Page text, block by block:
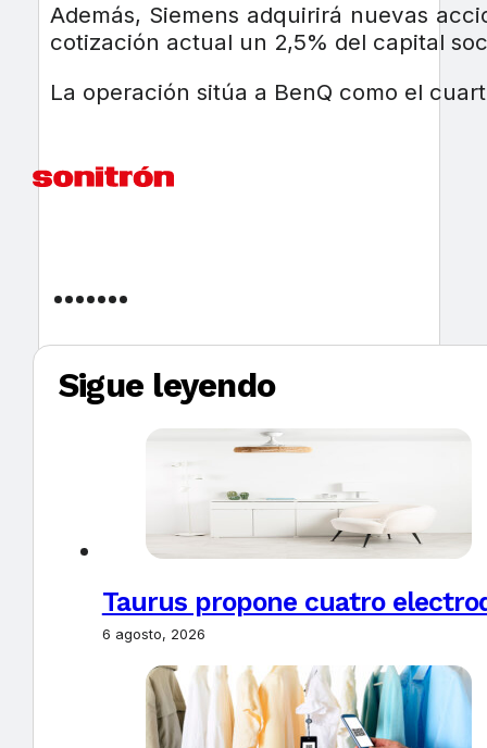
Además, Siemens adquirirá nuevas
cotización actual un 2,5% del capital
La operación sitúa a BenQ como el
Sigue leyendo
Taurus propone cuatro
6 agosto, 2026